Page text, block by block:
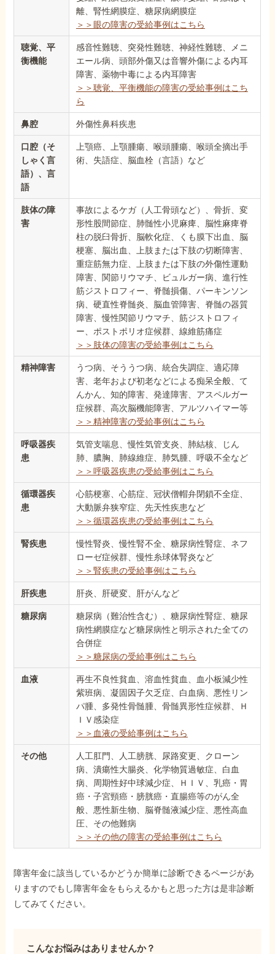
離、腎性網膜症、糖尿病網膜症
＞＞眼の障害の受給事例はこちら
聴覚、平
衡機能
感音性難聴、突発性難聴、神経性難聴、メニ
エール病、頭部外傷又は音響外傷による内耳
障害、薬物中毒による内耳障害
＞＞聴覚、平衡機能の障害の受給事例はこち
ら
鼻腔 外傷性鼻科疾患
口腔（そ
しゃく言
語）、言
語
上顎癌、上顎腫瘍、喉頭腫瘍、喉頭全摘出手
術、失語症、脳血栓（言語）など
肢体の障
害
事故によるケガ（人工骨頭など）、骨折、変
形性股間節症、肺髄性小児麻痺、脳性麻痺脊
柱の脱臼骨折、脳軟化症、くも膜下出血、脳
梗塞、脳出血、上肢または下肢の切断障害、
重症筋無力症、上肢または下肢の外傷性運動
障害、関節リウマチ、ビュルガー病、進行性
筋ジストロフィー、脊髄損傷、パーキンソン
病、硬直性脊髄炎、脳血管障害、脊髄の器質
障害、慢性関節リウマチ、筋ジストロフィ
ー、ポストポリオ症候群、線維筋痛症
＞＞肢体の障害の受給事例はこちら
精神障害
うつ病、そううつ病、統合失調症、適応障
害、老年および初老などによる痴呆全般、て
んかん、知的障害、発達障害、アスペルガー
症候群、高次脳機能障害、アルツハイマー等
＞＞精神障害の受給事例はこちら
呼吸器疾
患
気管支喘息、慢性気管支炎、肺結核、じん
肺、膿胸、肺線維症、肺気腫、呼吸不全など
＞＞呼吸器疾患の受給事例はこちら
循環器疾
患
心筋梗塞、心筋症、冠状僧帽弁閉鎖不全症、
大動脈弁狭窄症、先天性疾患など
＞＞循環器疾患の受給事例はこちら
腎疾患
慢性腎炎、慢性腎不全、糖尿病性腎症、ネフ
ローゼ症候群、慢性糸球体腎炎など
＞＞腎疾患の受給事例はこちら
肝疾患 肝炎、肝硬変、肝がんなど
糖尿病
糖尿病（難治性含む）、糖尿病性腎症、糖尿
病性網膜症など糖尿病性と明示された全ての
合併症
＞＞糖尿病の受給事例はこちら
血液
再生不良性貧血、溶血性貧血、血小板減少性
紫班病、凝固因子欠乏症、白血病、悪性リン
パ腫、多発性骨髄腫、骨髄異形性症候群、Ｈ
ＩＶ感染症
＞＞血液の受給事例はこちら
その他
人工肛門、人工膀胱、尿路変更、クローン
病、潰瘍性大腸炎、化学物質過敏症、白血
病、周期性好中球減少症、ＨＩＶ、乳癌・胃
癌・子宮頸癌・膀胱癌・直腸癌等のがん全
般、悪性新生物、脳脊髄液減少症、悪性高血
圧、その他難病
＞＞その他の障害の受給事例はこちら
障害年金に該当しているかどうか簡単に診断できるページがあ
りますのでもし障害年金をもらえるかもと思った方は是非診断
してみてください。
こんなお悩みはありませんか？